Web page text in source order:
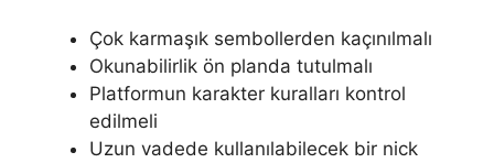
Çok karmaşık sembollerden kaçınılmalı
Okunabilirlik ön planda tutulmalı
Platformun karakter kuralları kontrol
edilmeli
Uzun vadede kullanılabilecek bir nick